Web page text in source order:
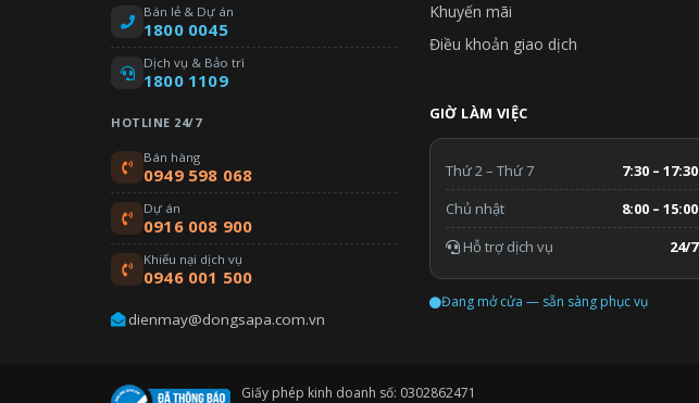
Bán lẻ & Dự án
1800 0045
Dịch vụ & Bảo trì
1800 1109
HOTLINE 24/7
Bán hàng
0949 598 068
Dự án
0916 008 900
Khiếu nại dịch vụ
0946 001 500
dienmay@dongsapa.com.vn
Khuyến mãi
Điều khoản giao dịch
GIỜ LÀM VIỆC
Thứ 2 – Thứ 7
7:30 – 17:30
Chủ nhật
8:00 – 15:00
Hỗ trợ dịch vụ
24/7
Đang mở cửa — sẵn sàng phục vụ
Giấy phép kinh doanh số: 0302862471